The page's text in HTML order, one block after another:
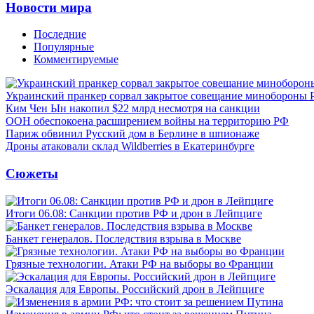
Новости мира
Последние
Популярные
Комментируемые
Украинский пранкер сорвал закрытое совещание минобороны
Ким Чен Ын накопил $22 млрд несмотря на санкции
ООН обеспокоена расширением войны на территорию РФ
Париж обвинил Русский дом в Берлине в шпионаже
Дроны атаковали склад Wildberries в Екатеринбурге
Сюжеты
Итоги 06.08: Санкции против РФ и дрон в Лейпциге
Банкет генералов. Последствия взрыва в Москве
Грязные технологии. Атаки РФ на выборы во Франции
Эскалация для Европы. Российский дрон в Лейпциге